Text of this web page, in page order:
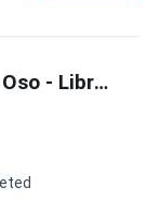
La Élite - El Libro del Oso - Libro 1